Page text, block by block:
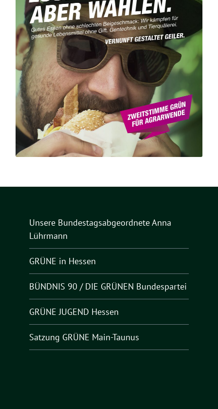
Unsere Bundestagsabgeordnete Anna
Lührmann
GRÜNE in Hessen
BÜNDNIS 90 / DIE GRÜNEN Bundespartei
GRÜNE JUGEND Hessen
Satzung GRÜNE Main-Taunus